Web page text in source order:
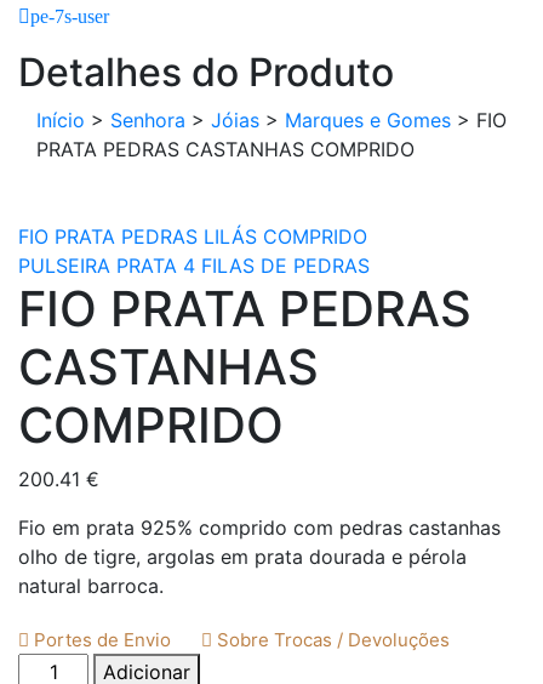
pe-7s-user
Detalhes do Produto
Início > Senhora > Jóias > Marques e Gomes > FIO
PRATA PEDRAS CASTANHAS COMPRIDO
FIO PRATA PEDRAS LILÁS COMPRIDO
PULSEIRA PRATA 4 FILAS DE PEDRAS
FIO PRATA PEDRAS
CASTANHAS
COMPRIDO
200.41 €
Fio em prata 925% comprido com pedras castanhas
olho de tigre, argolas em prata dourada e pérola
natural barroca.
Portes de Envio Sobre Trocas / Devoluções
QuantidadeAdicionar